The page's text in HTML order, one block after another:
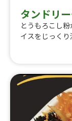
タンドリ
とうもろこし
イスをじっく